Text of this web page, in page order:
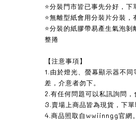
⭐分裝門市皆已事先分好，
⭐無離型紙會用分裝片分裝
⭐分裝的紙膠帶易產生氣泡
整捲
【注意事項】
1.由於燈光、螢幕顯示器不
差，介意者勿下。
2.有任何問題可以私訊詢問，
3.賣場上商品皆為現貨，下單
4.商品照取自wwiinngg官網。